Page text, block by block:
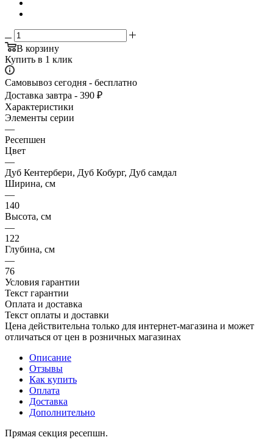
В корзину
Купить в 1 клик
Самовывоз сегодня - бесплатно
Доставка завтра - 390 ₽
Характеристики
Элементы серии
—
Ресепшен
Цвет
—
Дуб Кентербери, Дуб Кобург, Дуб самдал
Ширина, см
—
140
Высота, см
—
122
Глубина, см
—
76
Условия гарантии
Текст гарантии
Оплата и доставка
Текст оплаты и доставки
Цена действительна только для интернет-магазина и может
отличаться от цен в розничных магазинах
Описание
Отзывы
Как купить
Оплата
Доставка
Дополнительно
Прямая секция ресепшн.